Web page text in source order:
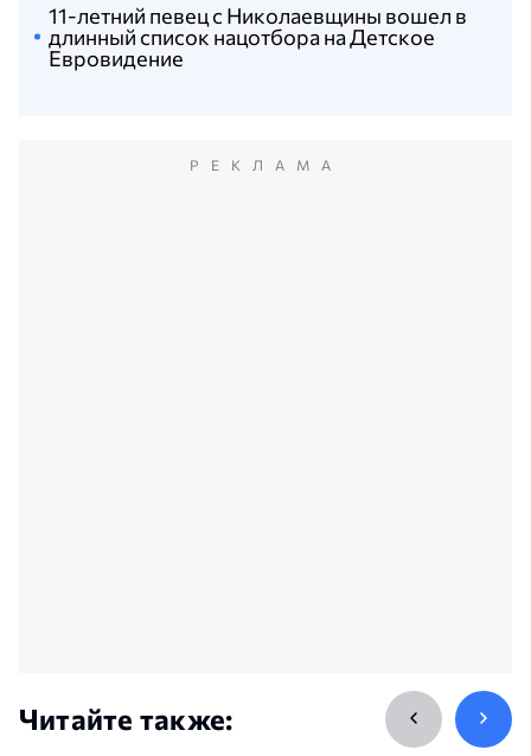
11-летний певец с Николаевщины вошел в
длинный список нацотбора на Детское
Евровидение
РЕКЛАМА
Читайте также: